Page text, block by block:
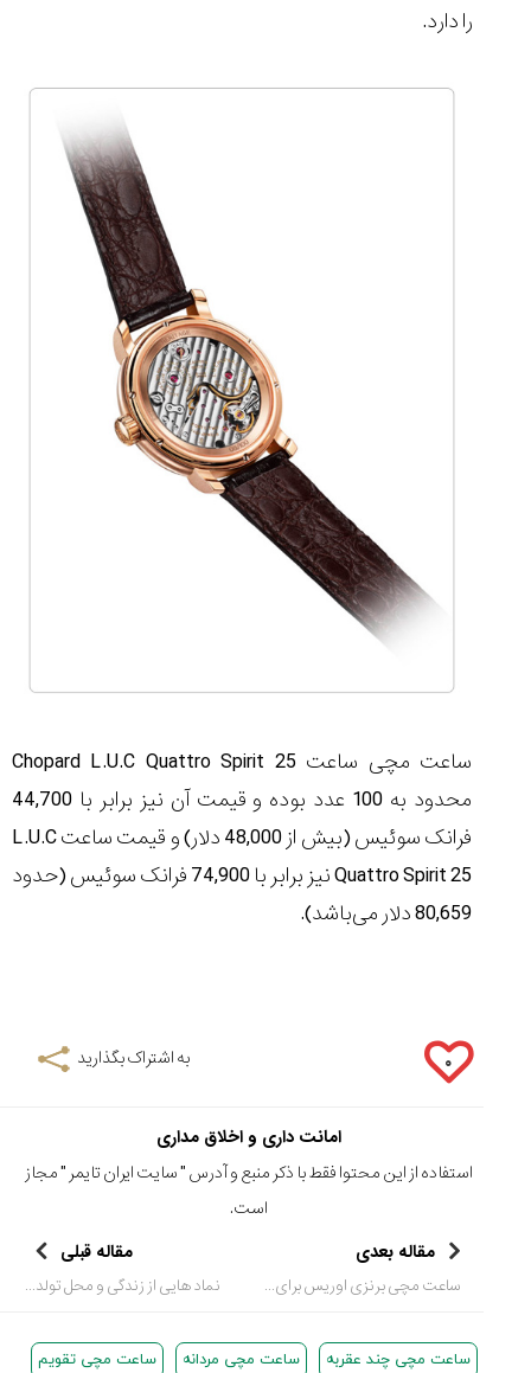
را دارد.
ساعت مچی ساعت Chopard L.U.C Quattro Spirit 25
محدود به 100 عدد بوده و قیمت آن نیز برابر با 44,700
فرانک سوئیس (بیش از 48,000 دلار) و قیمت ساعت L.U.C
Quattro Spirit 25 نیز برابر با 74,900 فرانک سوئیس (حدود
80,659 دلار می‌باشد).
۰ به اشتراک بگذارید
امانت داری و اخلاق مداری
استفاده از این محتوا فقط با ذکر منبع و آدرس "سایت ایران تایمر " مجاز
است.
مقاله بعدی
ساعت مچی برنزی اوریس برای علاقه مندان به برنز
مقاله قبلی
نماد هایی از زندگی و محل تولد سازنده Jaquet Droz در ساعت مچی جدیدش
ساعت مچی چند عقربه ساعت مچی مردانه ساعت مچی تقویم